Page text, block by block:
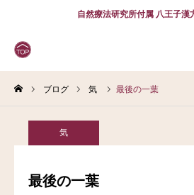
自然療法研究所付属 八王子漢
ブログ 気 最後の一葉
気
最後の一葉
WEB
電話予約